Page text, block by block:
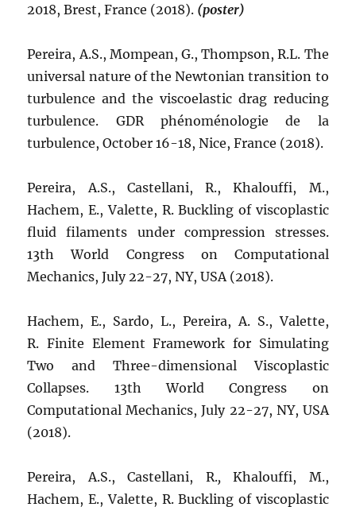
2018, Brest, France (2018). (poster)
Pereira, A.S., Mompean, G., Thompson, R.L. The
universal nature of the Newtonian transition to
turbulence and the viscoelastic drag reducing
turbulence. GDR phénoménologie de la
turbulence, October 16-18, Nice, France (2018).
Pereira, A.S., Castellani, R., Khalouffi, M.,
Hachem, E., Valette, R. Buckling of viscoplastic
fluid filaments under compression stresses.
13th World Congress on Computational
Mechanics, July 22-27, NY, USA (2018).
Hachem, E., Sardo, L., Pereira, A. S., Valette,
R. Finite Element Framework for Simulating
Two and Three-dimensional Viscoplastic
Collapses. 13th World Congress on
Computational Mechanics, July 22-27, NY, USA
(2018).
Pereira, A.S., Castellani, R.,Khalouffi, M.,
Hachem, E., Valette, R. Buckling of viscoplastic